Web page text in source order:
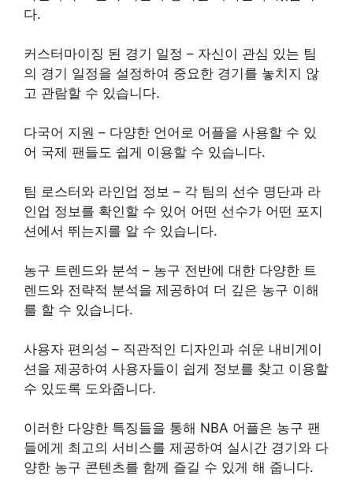
다.
커스터마이징 된 경기 일정 – 자신이 관심 있는 팀
의 경기 일정을 설정하여 중요한 경기를 놓치지 않
고 관람할 수 있습니다.
다국어 지원 – 다양한 언어로 어플을 사용할 수 있
어 국제 팬들도 쉽게 이용할 수 있습니다.
팀 로스터와 라인업 정보 – 각 팀의 선수 명단과 라
인업 정보를 확인할 수 있어 어떤 선수가 어떤 포지
션에서 뛰는지를 알 수 있습니다.
농구 트렌드와 분석 – 농구 전반에 대한 다양한 트
렌드와 전략적 분석을 제공하여 더 깊은 농구 이해
를 할 수 있습니다.
사용자 편의성 – 직관적인 디자인과 쉬운 내비게이
션을 제공하여 사용자들이 쉽게 정보를 찾고 이용할
수 있도록 도와줍니다.
이러한 다양한 특징들을 통해 NBA 어플은 농구 팬
들에게 최고의 서비스를 제공하여 실시간 경기와 다
양한 농구 콘텐츠를 함께 즐길 수 있게 해 줍니다.